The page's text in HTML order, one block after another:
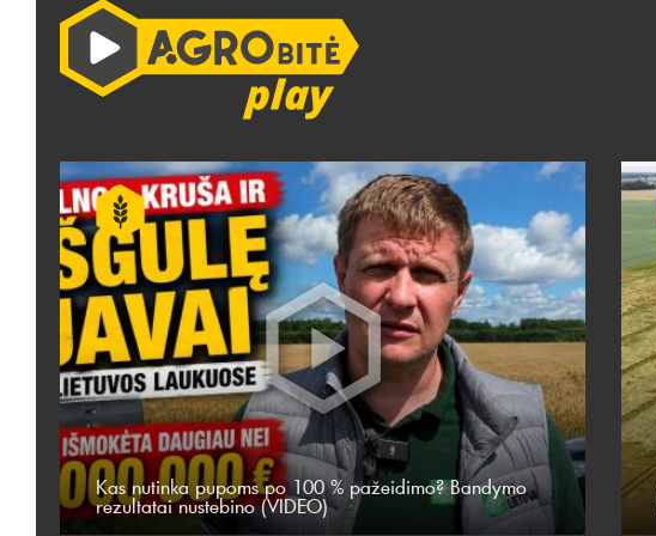
Kas nutinka pupoms po 100 % pažeidimo? Bandymo
rezultatai nustebino (VIDEO)